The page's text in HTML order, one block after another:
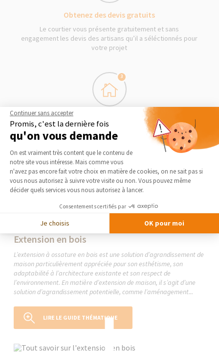
Obtenez des devis gratuits
Le courtier vous présente gratuitement et sans
engagement les devis des artisans qu’il a séléctionnés pour
votre projet
3
Démarrage des travaux
Séléctionnez en toute liberté vos artisans et les travaux
peuvent commencer !
DEMANDER UN DEVIS GRATUIT
Extension en bois
L’extension à ossature en bois est une solution d’agrandissement de
maison particulièrement appréciée pour son esthétisme, son
adaptabilité à l’architecture existante et son respect de
l’environnement. En matière d’extension de maison, il s’agit d’une
solution d’agrandissement potentielle, comme l’aménagement...
LIRE LE GUIDE THÉMATIQUE
Continuer sans accepter
Promis, c'est la dernière fois
qu'on vous demande
Plateforme de Gestion du
On est vraiment très content que le contenu de
notre site vous intéresse. Mais comme vous
n'avez pas encore fait votre choix en matière de cookies, on ne sait pas si
vous nous autorisez à suivre votre visite ou non. Vous pouvez même
décider quels services vous nous autorisez à lancer.
Consentements certifiés par
Je choisis OK pour moi
Axeptio consent